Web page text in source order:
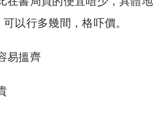
以行多幾間，格吓價。
易搵齊